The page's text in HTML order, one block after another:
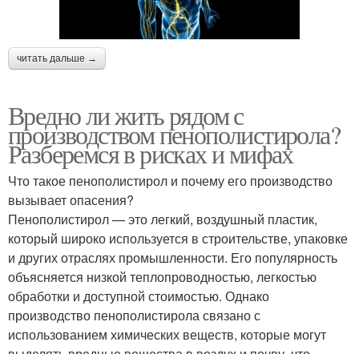
читать дальше →
Вредно ли жить рядом с
производством пенополистирола?
Разберемся в рисках и мифах
Что такое пенополистирол и почему его производство
вызывает опасения?
Пенополистирол — это легкий, воздушный пластик,
который широко используется в строительстве, упаковке
и других отраслях промышленности. Его популярность
объясняется низкой теплопроводностью, легкостью
обработки и доступной стоимостью. Однако
производство пенополистирола связано с
использованием химических веществ, которые могут